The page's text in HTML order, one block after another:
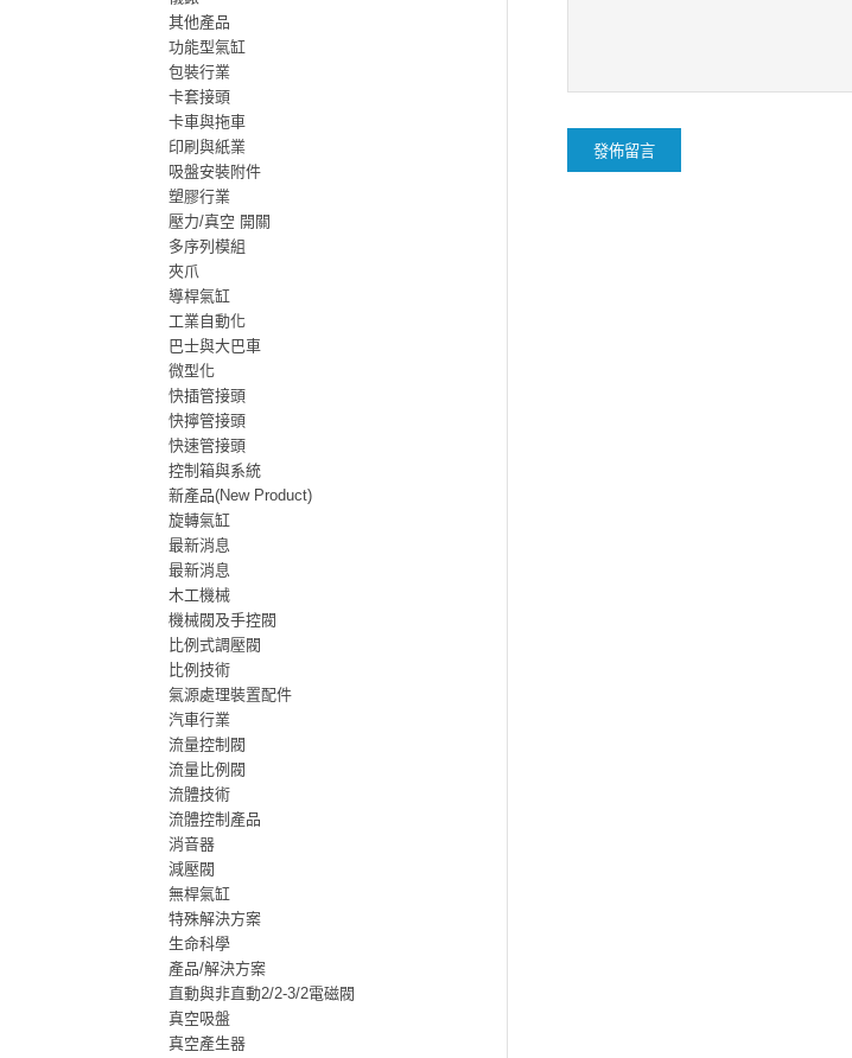
其他產品
功能型氣缸
包裝行業
卡套接頭
卡車與拖車
印刷與紙業
吸盤安裝附件
塑膠行業
壓力/真空 開關
多序列模組
夾爪
導桿氣缸
工業自動化
巴士與大巴車
微型化
快插管接頭
快擰管接頭
快速管接頭
控制箱與系統
新產品(New Product)
旋轉氣缸
最新消息
最新消息
木工機械
機械閥及手控閥
比例式調壓閥
比例技術
氣源處理裝置配件
汽車行業
流量控制閥
流量比例閥
流體技術
流體控制產品
消音器
減壓閥
無桿氣缸
特殊解決方案
生命科學
產品/解決方案
直動與非直動2/2-3/2電磁閥
真空吸盤
真空產生器